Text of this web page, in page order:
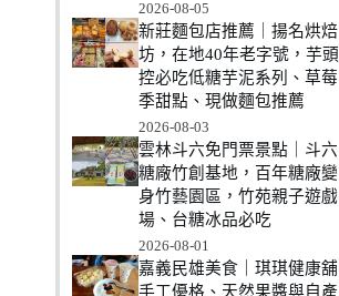
2026-08-05
新莊麵包店推薦｜揚名烘焙
坊，在地40年老字號，芋頭
控必吃低糖芋泥系列、草莓
季甜點、現做麵包推薦
2026-08-03
雲林斗六免門票景點｜斗六
糖廠竹創基地，百年糖廠變
身竹藝園區，竹苑親子遊戲
場、台糖冰品必吃
2026-08-01
嘉義民雄美食｜琪琪健康舖
手工優格、天然果醬與自產